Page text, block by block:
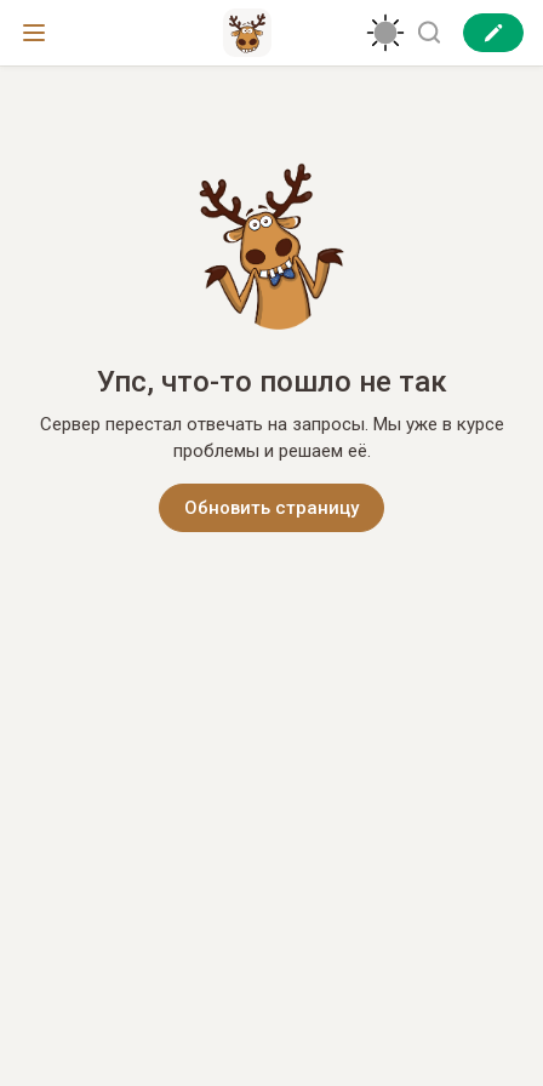
Упс, что-то пошло не так
Сервер перестал отвечать на запросы. Мы уже в курсе
проблемы и решаем её.
Обновить страницу